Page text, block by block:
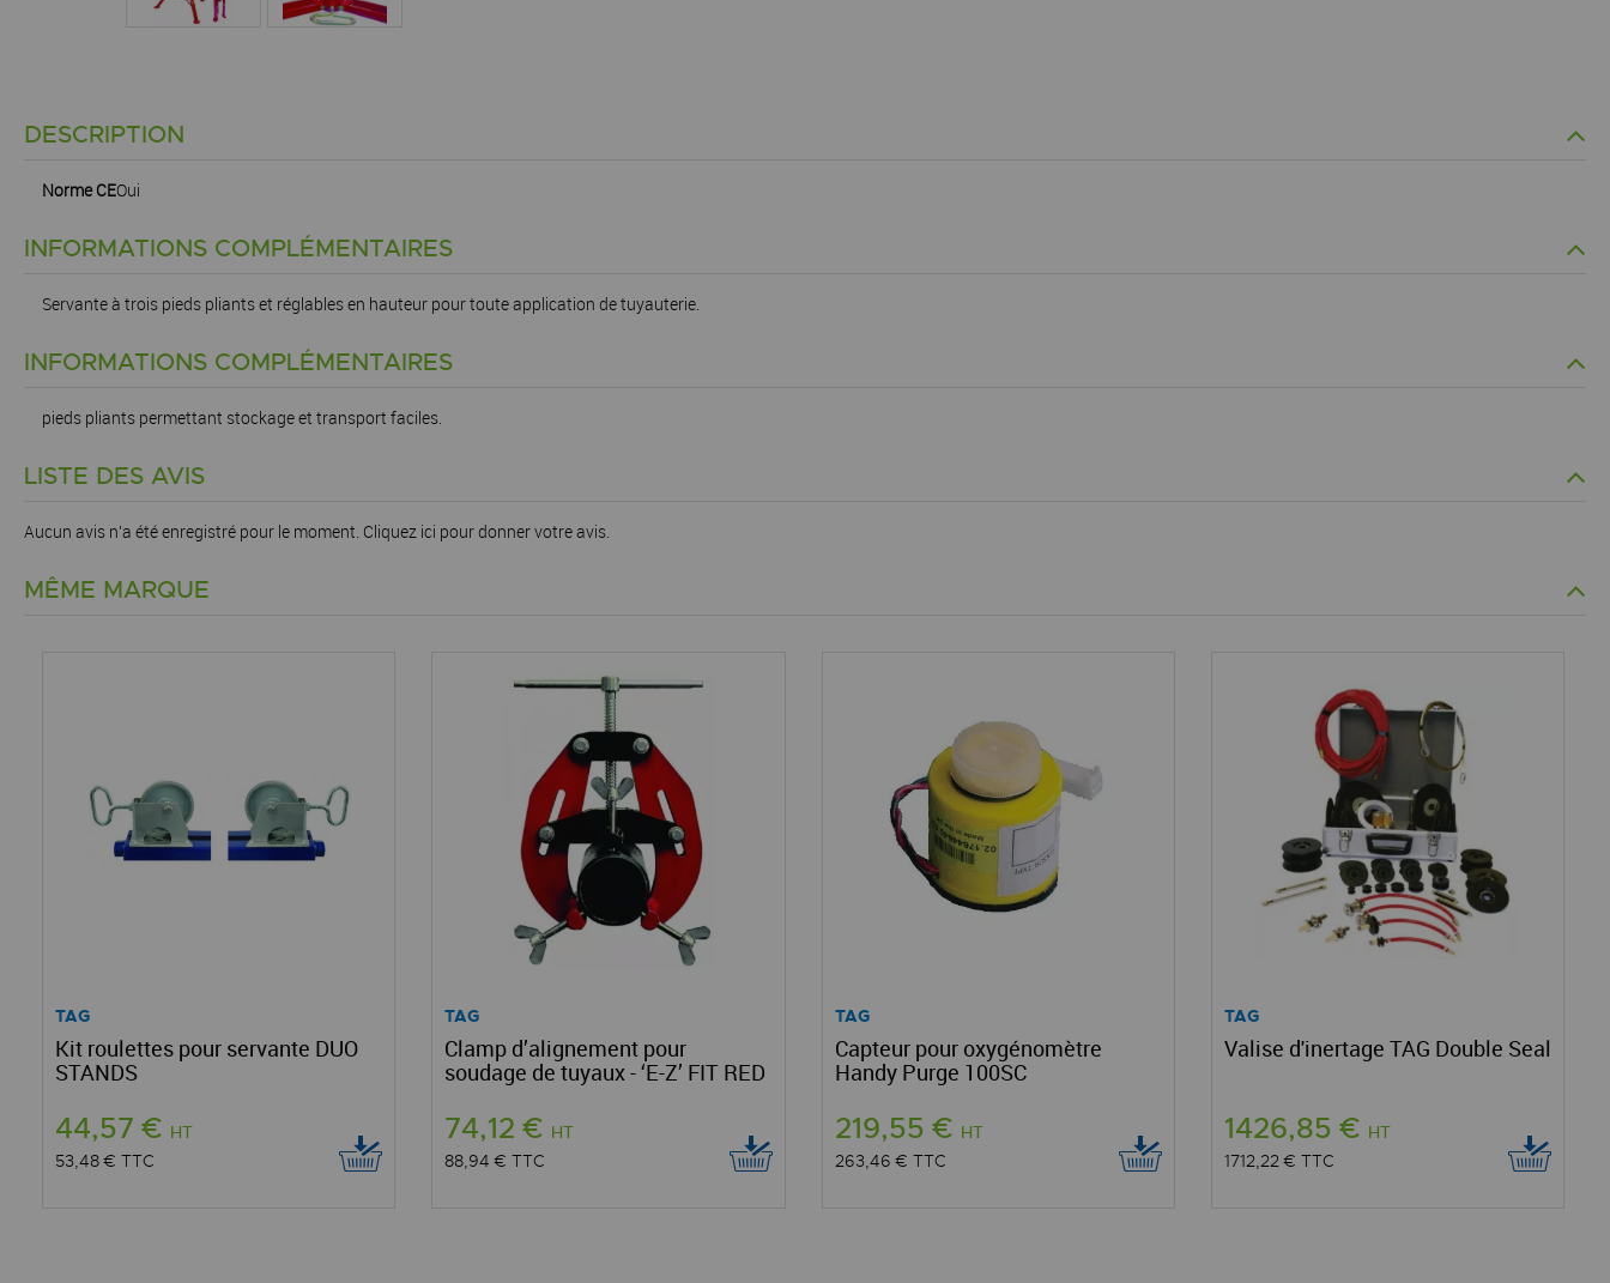
DESCRIPTION
Norme CEOui
INFORMATIONS COMPLÉMENTAIRES
Servante à trois pieds pliants et réglables en hauteur pour toute application de tuyauterie.
INFORMATIONS COMPLÉMENTAIRES
pieds pliants permettant stockage et transport faciles.
LISTE DES AVIS
Aucun avis n'a été enregistré pour le moment. Cliquez ici pour donner votre avis.
MÊME MARQUE
TAG
Kit roulettes pour servante DUO
STANDS
44,57 € HT
53,48 € TTC
TAG
Clamp d’alignement pour
soudage de tuyaux - ‘E-Z’ FIT RED
74,12 € HT
88,94 €TTC
TAG
Capteur pour oxygénomètre
Handy Purge 100SC
219,55 € HT
263,46 € TTC
TAG
Valise d'inertage TAG Double Seal
1426,85 € HT
1712,22 € TTC